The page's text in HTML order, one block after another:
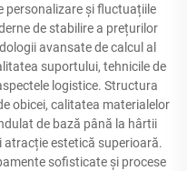
personalizare și fluctuațiile
de stabilire a prețurilor
avansate de calcul al
suportului, tehnicile de
logistice. Structura
obicei, calitatea materialelor
de bază până la hârtii
atracție estetică superioară.
sofisticate și procese